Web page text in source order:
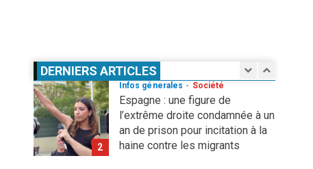
DERNIERS ARTICLES
7 août 2026
2
Infos génerales Société
Espagne : une figure de
l’extrême droite condamnée à un
an de prison pour incitation à la
haine contre les migrants